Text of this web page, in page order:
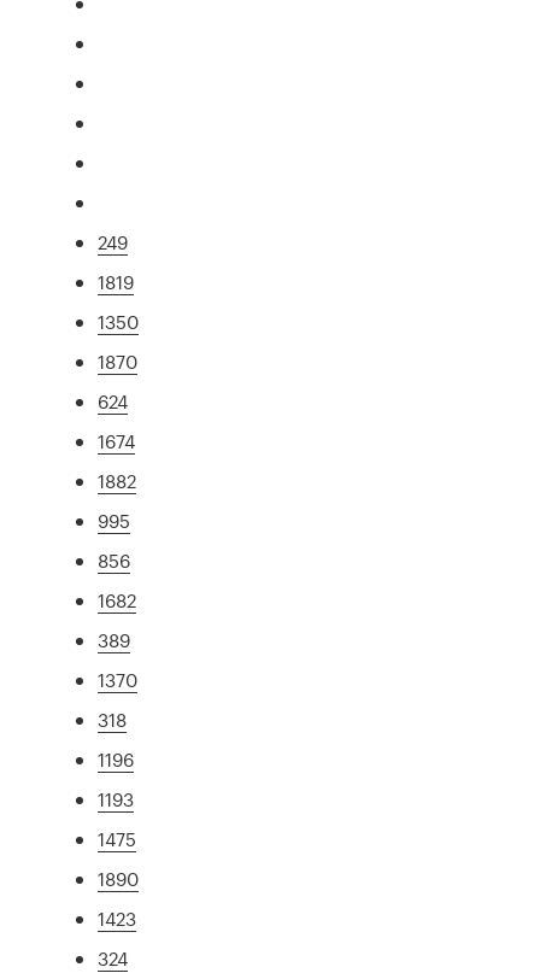
249
1819
1350
1870
624
1674
1882
995
856
1682
389
1370
318
1196
1193
1475
1890
1423
324